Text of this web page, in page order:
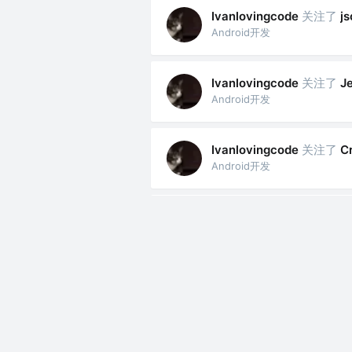
Ivanlovingcode 关注了
Android开发
Ivanlovingcode 关注了
Android开发
Ivanlovingcode 关注了
Android开发